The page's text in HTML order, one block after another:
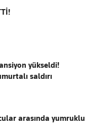
yükseldi!
saldırı
arasında yumruklu